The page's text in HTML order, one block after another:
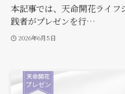
本記事では、天命開花ライ
践者がプレゼンを行…
2026年6月5日